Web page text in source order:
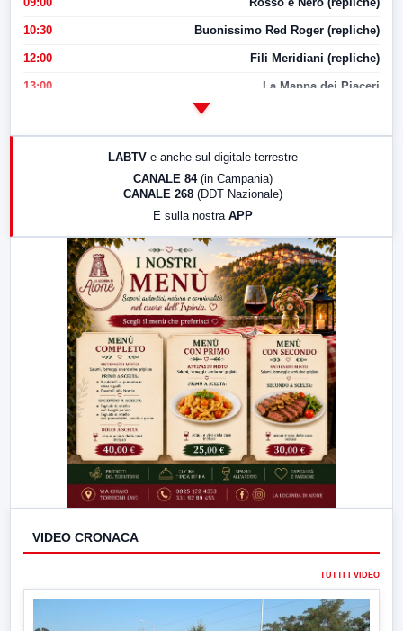
10:30 Buonissimo Red Roger (repliche)
12:00 Fili Meridiani (repliche)
13:00 La Mappa dei Piaceri
LabNews (replica)
LABTV e anche sul digitale terrestre
CANALE 84 (in Campania)
CANALE 268 (DDT Nazionale)
E sulla nostra APP
VIDEO CRONACA
TUTTI I VIDEO